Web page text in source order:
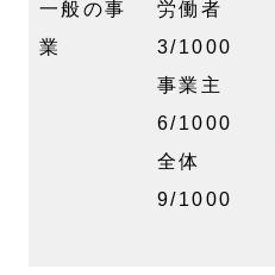
一般の事
業
労働者
3/1000
事業主
6/1000
全体
9/1000